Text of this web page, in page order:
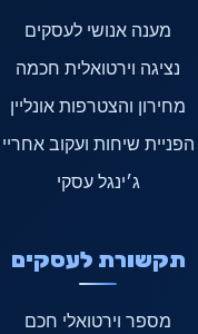
מענה אנושי לעסקים
נציגה וירטואלית חכמה
מחירון והצטרפות אונליין
הפניית שיחות ועקוב אחריי
ג׳ינגל עסקי
תקשורת לעסקים
מספר וירטואלי חכם